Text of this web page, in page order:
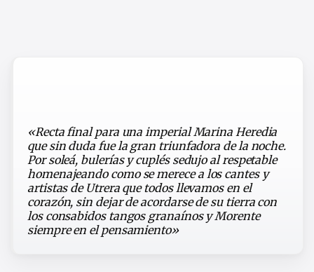
«Recta final para una imperial Marina Heredia
que sin duda fue la gran triunfadora de la noche.
Por soleá, bulerías y cuplés sedujo al respetable
homenajeando como se merece a los cantes y
artistas de Utrera que todos llevamos en el
corazón, sin dejar de acordarse de su tierra con
los consabidos tangos granaínos y Morente
siempre en el pensamiento»